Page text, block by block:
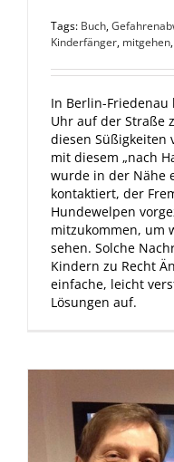
Tags: Buch,
Kinderfänger, mitgehen,
In Berlin-
Uhr auf der Straße
diesen Süßigkeiten
mit diesem „nach
wurde in der Nähe
kontaktiert, der
Hundewelpen
mitzukommen, um
sehen. Solche
Kindern zu Recht
einfache, leicht
Lösungen auf.